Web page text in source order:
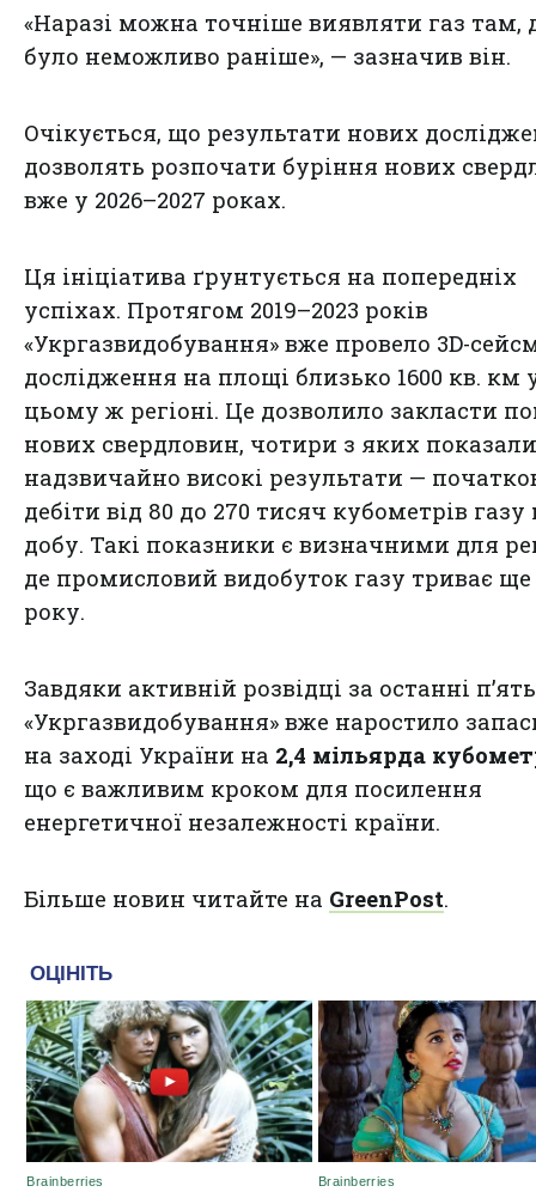
«Наразі можна точніше виявляти газ там,
було неможливо раніше», — зазначив він.
Очікується, що результати нових
дозволять розпочати буріння нових
вже у 2026–2027 роках.
Ця ініціатива ґрунтується на попередніх
успіхах. Протягом 2019–2023 років
«Укргазвидобування» вже провело 3D-
дослідження на площі близько 1600 кв. км
цьому ж регіоні. Це дозволило закласти
нових свердловин, чотири з яких показали
надзвичайно високі результати —
дебіти від 80 до 270 тисяч кубометрів газу
добу. Такі показники є визначними для
де промисловий видобуток газу триває ще
року.
Завдяки активній розвідці за останні
«Укргазвидобування» вже наростило
на заході України на 2,4 мільярда
що є важливим кроком для посилення
енергетичної незалежності країни.
Більше новин читайте на GreenPost.